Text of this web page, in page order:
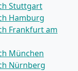
Stuttgart
Hamburg
Frankfurt am
München
Nürnberg